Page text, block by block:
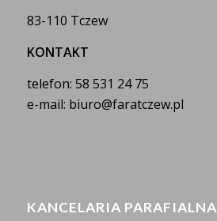
83-110 Tczew
KONTAKT
telefon: 58 531 24 75
e-mail: biuro@faratczew.pl
KANCELARIA PARAFIALNA